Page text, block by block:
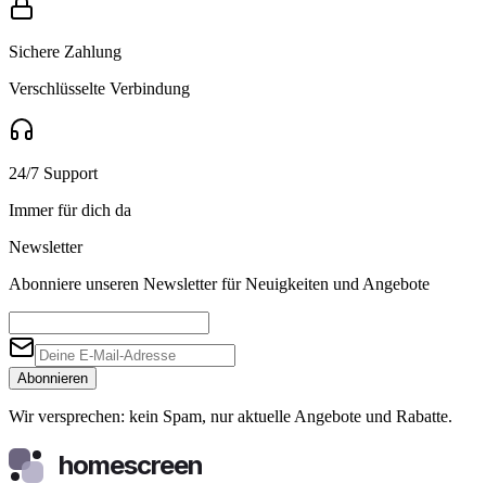
Sichere Zahlung
Verschlüsselte Verbindung
24/7 Support
Immer für dich da
Newsletter
Abonniere unseren Newsletter für Neuigkeiten und Angebote
Abonnieren
Wir versprechen: kein Spam, nur aktuelle Angebote und Rabatte.
homescreen